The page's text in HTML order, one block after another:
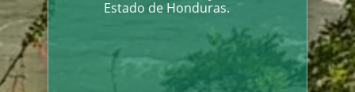
Estado de Honduras.